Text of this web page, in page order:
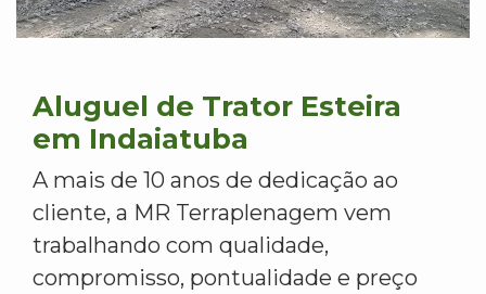
Aluguel de Trator Esteira
em Indaiatuba
A mais de 10 anos de dedicação ao
cliente, a MR Terraplenagem vem
trabalhando com qualidade,
compromisso, pontualidade e preço